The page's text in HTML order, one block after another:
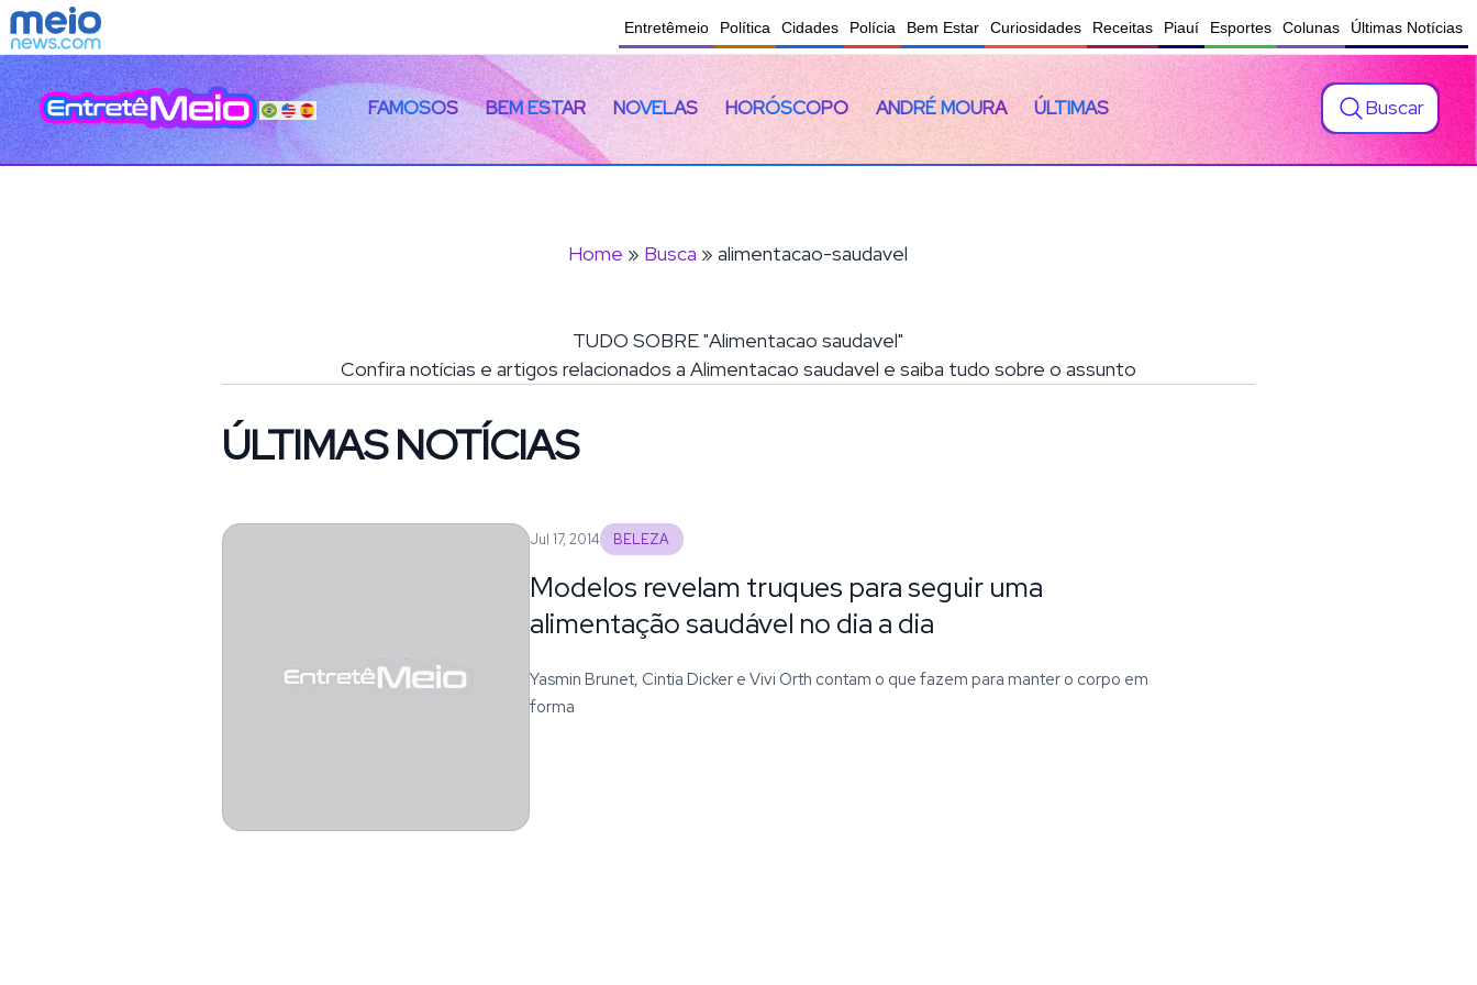
Entretêmeio Política Cidades Polícia Bem Estar Curiosidades Receitas Piauí Esportes Colunas Últimas Notícias
FAMOSOS BEM ESTAR NOVELAS HORÓSCOPO ANDRÉ MOURA ÚLTIMAS Buscar
Home » Busca » alimentacao-saudavel
TUDO SOBRE "Alimentacao saudavel"
Confira notícias e artigos relacionados a Alimentacao saudavel e saiba tudo sobre o assunto
ÚLTIMAS NOTÍCIAS
Jul 17, 2014 BELEZA
Modelos revelam truques para seguir uma
alimentação saudável no dia a dia
Yasmin Brunet, Cintia Dicker e Vivi Orth contam o que fazem para manter o corpo em
forma